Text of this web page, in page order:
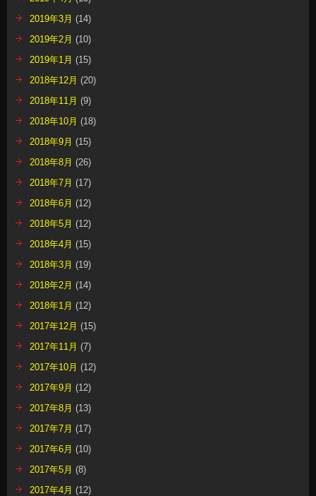
2019年3月 (14)
2019年2月 (10)
2019年1月 (15)
2018年12月 (20)
2018年11月 (9)
2018年10月 (18)
2018年9月 (15)
2018年8月 (26)
2018年7月 (17)
2018年6月 (12)
2018年5月 (12)
2018年4月 (15)
2018年3月 (19)
2018年2月 (14)
2018年1月 (12)
2017年12月 (15)
2017年11月 (7)
2017年10月 (12)
2017年9月 (12)
2017年8月 (13)
2017年7月 (17)
2017年6月 (10)
2017年5月 (8)
2017年4月 (12)